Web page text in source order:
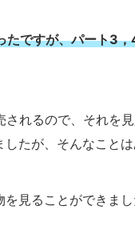
たですが、パート3
れるので、それを
たが、そんなことは
見ることができまし